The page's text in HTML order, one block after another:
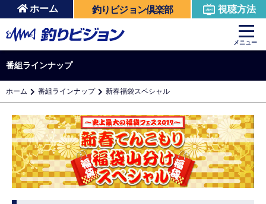
ホーム 釣りビジョン倶楽部 視聴方法
メニュー
番組ラインナップ
ホーム 番組ラインナップ 新春福袋スペシャル